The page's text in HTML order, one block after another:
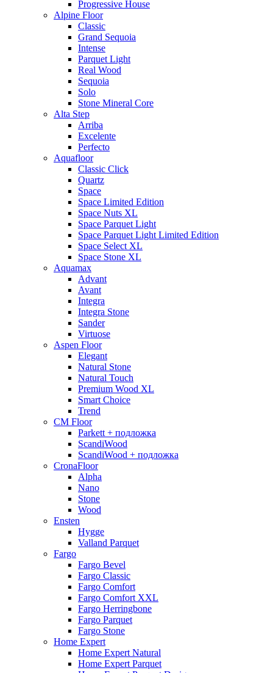
Progressive House
Alpine Floor
Classic
Grand Sequoia
Intense
Parquet Light
Real Wood
Sequoia
Solo
Stone Mineral Core
Alta Step
Arriba
Excelente
Perfecto
Aquafloor
Classic Click
Quartz
Space
Space Limited Edition
Space Nuts XL
Space Parquet Light
Space Parquet Light Limited Edition
Space Select XL
Space Stone XL
Aquamax
Advant
Avant
Integra
Integra Stone
Sander
Virtuose
Aspen Floor
Elegant
Natural Stone
Natural Touch
Premium Wood XL
Smart Choice
Trend
CM Floor
Parkett + подложка
ScandiWood
ScandiWood + подложка
CronaFloor
Alpha
Nano
Stone
Wood
Ensten
Hygge
Valland Parquet
Fargo
Fargo Bevel
Fargo Classic
Fargo Comfort
Fargo Comfort XXL
Fargo Herringbone
Fargo Parquet
Fargo Stone
Home Expert
Home Expert Natural
Home Expert Parquet